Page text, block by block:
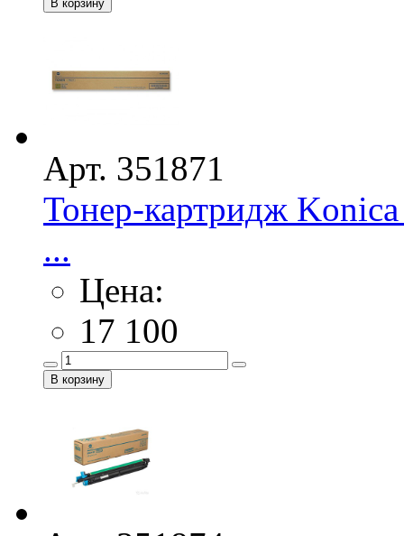
Арт. 351871
Тонер-картридж
...
Цена:
17 100